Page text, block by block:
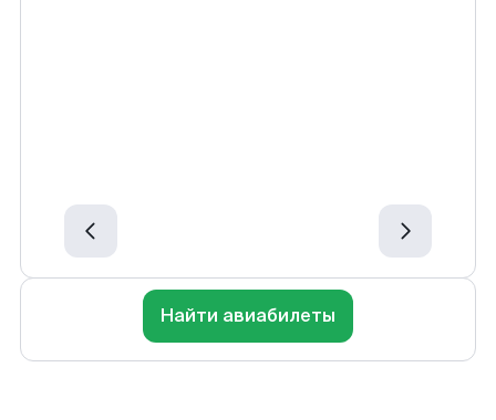
Найти авиабилеты